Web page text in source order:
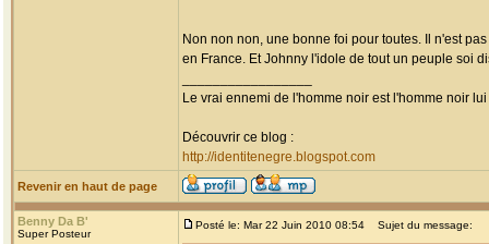
Non non non, une bonne foi pour toutes. Il n'est
en France. Et Johnny l'idole de tout un peuple soi
Le vrai ennemi de l'homme noir est l'homme noir
Découvrir ce blog :
http://identitenegre.blogspot.com
Revenir en haut de page
Benny Da B'
Super Posteur
Posté le: Mar 22 Juin 2010 08:54 Sujet du message: